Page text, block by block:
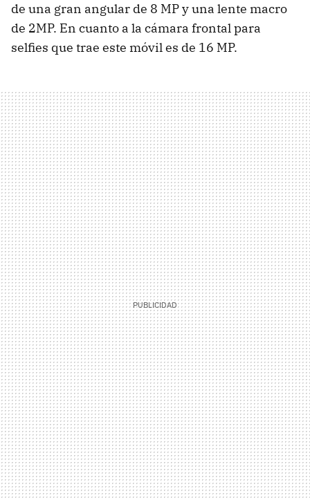
de una gran angular de 8 MP y una lente macro
de 2MP. En cuanto a la cámara frontal para
selfies que trae este móvil es de 16 MP.